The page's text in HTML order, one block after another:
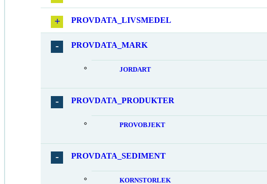
PROVDATA_LIVSMEDEL
PROVDATA_MARK
JORDART
PROVDATA_PRODUKTER
PROVOBJEKT
PROVDATA_SEDIMENT
KORNSTORLEK